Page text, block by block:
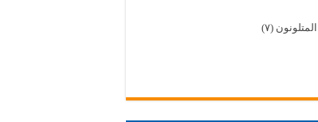
المتلونون (٧)